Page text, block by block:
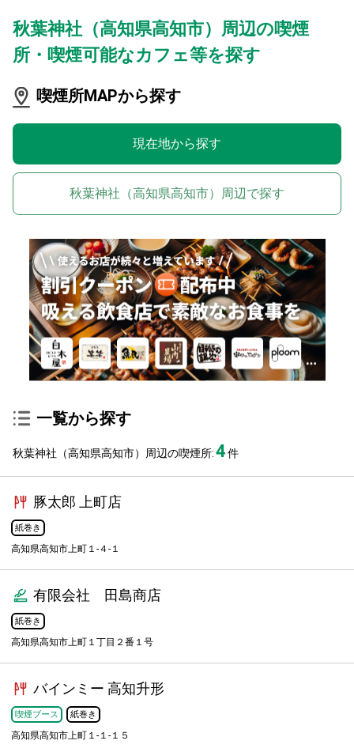
秋葉神社（高知県高知市）周辺の喫煙
所・喫煙可能なカフェ等を探す
喫煙所MAPから探す
現在地から探す
秋葉神社（高知県高知市）周辺で探す
一覧から探す
秋葉神社（高知県高知市）周辺の喫煙所:4件
豚太郎 上町店
紙巻き
高知県高知市上町１-４-１
有限会社 田島商店
紙巻き
高知県高知市上町１丁目２番１号
バインミー 高知升形
喫煙ブース 紙巻き
高知県高知市上町１-１-１５